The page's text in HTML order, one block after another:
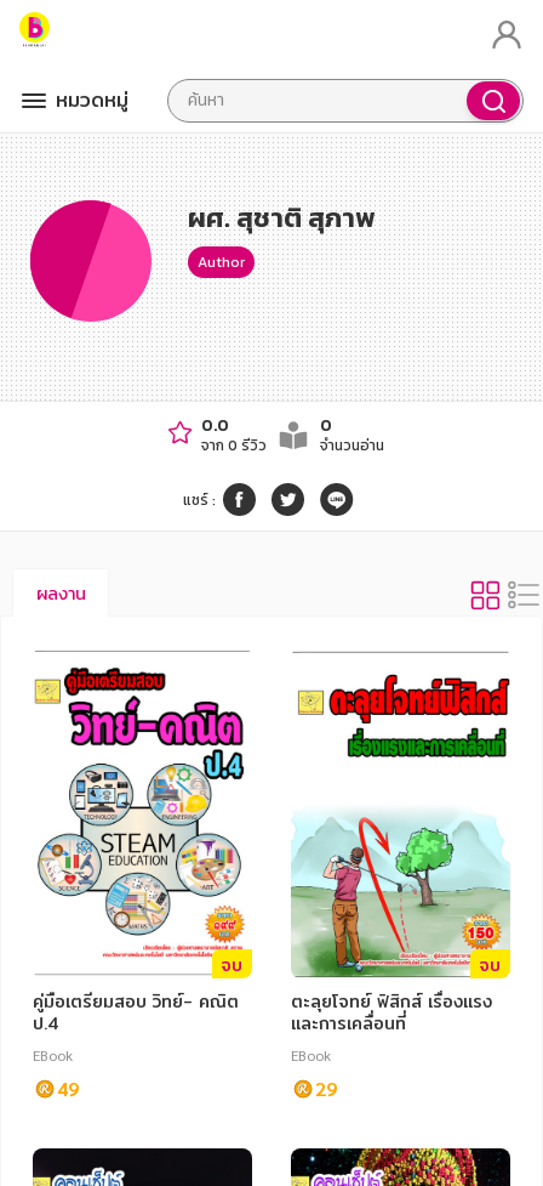
หมวดหมู่
ผศ. สุชาติ สุภาพ
Author
0.0
จาก 0 รีวิว
0
จำนวนอ่าน
แชร์:
ผลงาน
จบ
คู่มือเตรียมสอบ วิทย์- คณิต
ป.4
EBook
49
จบ
ตะลุยโจทย์ ฟิสิกส์ เรื่องแรง
และการเคลื่อนที่
EBook
29